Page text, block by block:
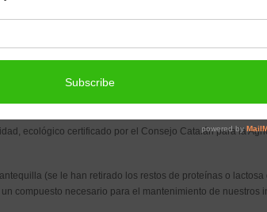
la motilina, hormona entérica que regula la MMC.
pueden estimular al complejo motor migratorio cuando
ecológico certificado por el Consejo Catalán para la
(se le han retirado los restos de proteínas o lactosa
compuesto necesario para el mantenimiento de nuestros